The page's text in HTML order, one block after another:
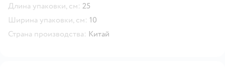
Длина упаковки, см: 25
Ширина упаковки, см: 10
Страна производства: Китай